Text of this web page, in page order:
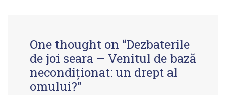
One thought on “Dezbaterile
de joi seara – Venitul de bază
necondiționat: un drept al
omului?”